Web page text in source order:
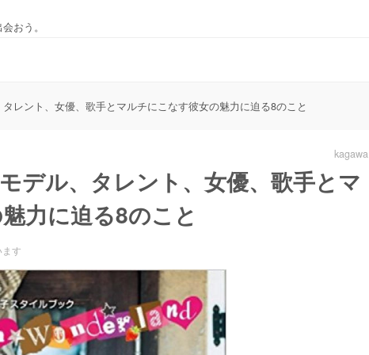
おう。
レント、女優、歌手とマルチにこなす彼女の魅力に迫る8のこと
kagawa
デル、タレント、女優、歌手とマ
力に迫る8のこと
す